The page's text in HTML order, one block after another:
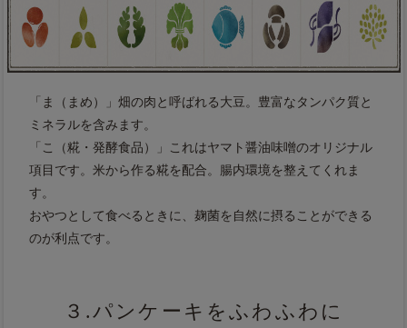
「ま（まめ）」畑の肉と呼ばれる大豆。豊富なタンパク質と
ミネラルを含みます。
「こ（糀・発酵食品）」これはヤマト醤油味噌のオリジナル
項目です。米から作る糀を配合。腸内環境を整えてくれま
す。
おやつとして食べるときに、麹菌を自然に摂ることができる
のが利点です。
３.パンケーキをふわふわに